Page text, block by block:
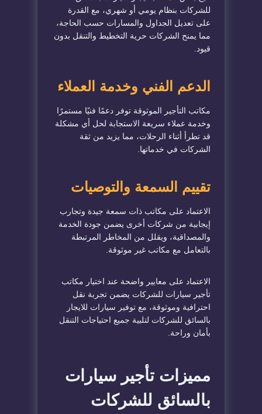
للشركات بنظام يومي أو شهري، مع القدرة
على تعديل الجداول والمسارات حسب الحاجة،
مما يمنح الشركات حرية التخطيط والتنقل بدون
قيود.
الدعم الفني وخدمة العملاء
مكاتب التأجير الموثوقة توفر دعمًا فنيًا مستمرًا
وخدمة عملاء سريعة الاستجابة لحل أي مشكلة
قد تطرأ أثناء الرحلات، مما يزيد من ثقة
الشركات في خدماتها.
تقييم السمعة والتوصيات
الاعتماد على مكاتب ذات سمعة جيدة وتجارب
إيجابية من شركات أخرى يضمن جودة الخدمة
والمصداقية، ويقلل من المخاطر المرتبطة
بالتعامل مع مكاتب غير موثوقة.
الاعتماد على معايير واضحة عند اختيار مكاتب
تأجير سيارات للشركات يضمن تجربة نقل
احترافية وموثوقة، مع توفير سيارات للايجار
بالسائق للشركات لتلبية جميع احتياجات التنقل
بأمان وراحة.
مميزات تأجير سيارات
بالسائق للشركات